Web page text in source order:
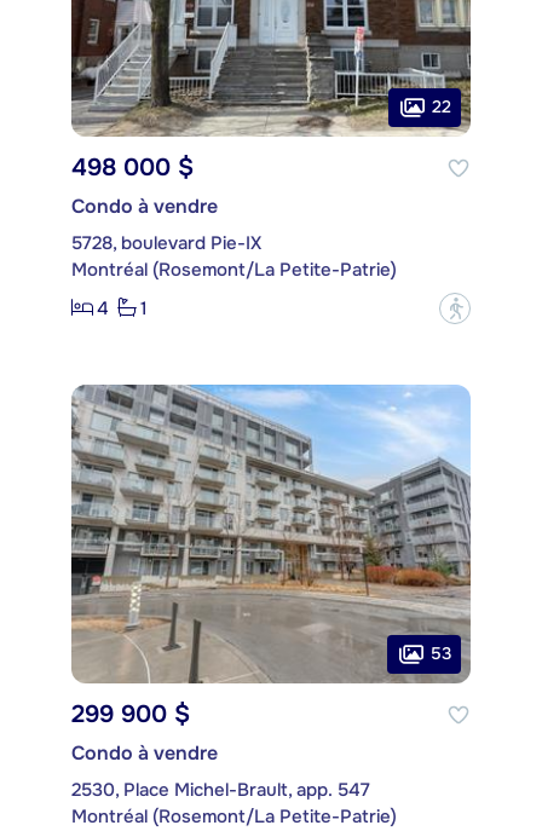
22
498 000 $
Condo à vendre
5728, boulevard Pie-IX
Montréal (Rosemont/La Petite-Patrie)
4
1 ?
53
299 900 $
Condo à vendre
2530, Place Michel-Brault, app. 547
Montréal (Rosemont/La Petite-Patrie)